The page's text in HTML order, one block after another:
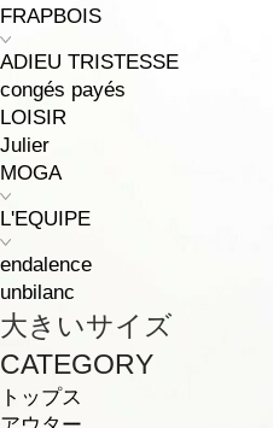
FRAPBOIS
ADIEU TRISTESSE
congés payés
LOISIR
Julier
MOGA
L'EQUIPE
endalence
unbilanc
大きいサイズ
CATEGORY
トップス